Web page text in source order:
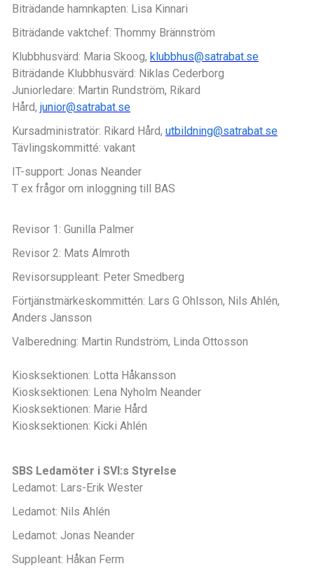
Biträdande hamnkapten: Lisa Kinnari
Biträdande vaktchef: Thommy Brännström
Klubbhusvärd: Maria Skoog, klubbhus@satrabat.se
Biträdande Klubbhusvärd: Niklas Cederborg
Juniorledare: Martin Rundström, Rikard
Hård, junior@satrabat.se
Kursadministratör: Rikard Hård, utbildning@satrabat.se
Tävlingskommitté: vakant
IT-support: Jonas Neander
T ex frågor om inloggning till BAS
Revisor 1: Gunilla Palmer
Revisor 2: Mats Almroth
Revisorsuppleant: Peter Smedberg
Förtjänstmärkeskommittén: Lars G Ohlsson, Nils Ahlén,
Anders Jansson
Valberedning: Martin Rundström, Linda Ottosson
Kiosksektionen: Lotta Håkansson
Kiosksektionen: Lena Nyholm Neander
Kiosksektionen: Marie Hård
Kiosksektionen: Kicki Ahlén
SBS Ledamöter i SVI:s Styrelse
Ledamot: Lars-Erik Wester
Ledamot: Nils Ahlén
Ledamot: Jonas Neander
Suppleant: Håkan Ferm